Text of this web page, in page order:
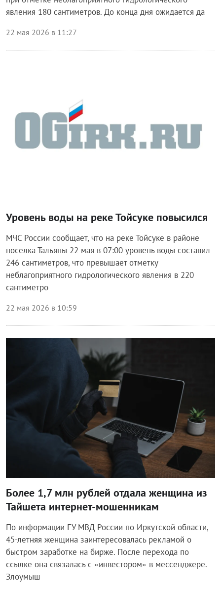
явления 180 сантиметров. До конца дня ожидается да
22 мая 2026 в 11:27
Уровень воды на реке Тойсуке повысился
МЧС России сообщает, что на реке Тойсуке в районе
поселка Тальяны 22 мая в 07:00 уровень воды составил
246 сантиметров, что превышает отметку
неблагоприятного гидрологического явления в 220
сантиметро
22 мая 2026 в 10:59
Более 1,7 млн рублей отдала женщина из
Тайшета интернет-мошенникам
По информации ГУ МВД России по Иркутской области,
45-летняя женщина заинтересовалась рекламой о
быстром заработке на бирже. После перехода по
ссылке она связалась с «инвестором» в мессенджере.
Злоумыш